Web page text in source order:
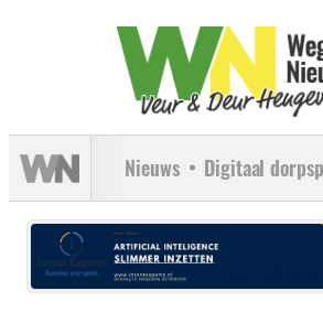
Nieuws Digitaal